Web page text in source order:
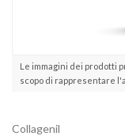
Le immagini dei prodotti
scopo di rappresentare
Collagenil